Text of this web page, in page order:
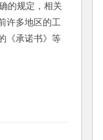
的规定，相关
许多地区的工
《承诺书》等